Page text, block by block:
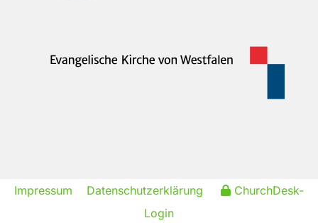
Impressum Datenschutzerklärung
ChurchDesk-
Login